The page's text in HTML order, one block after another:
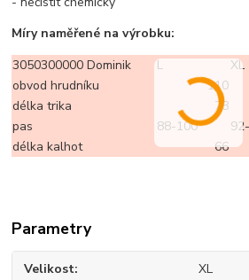
Míry naměřené na výrobku:
3050300000 Dominik
L XL
obvod hrudníku
110
délka trika
78
pas
88-100
délka kalhot
66
Parametry
Velikost XL